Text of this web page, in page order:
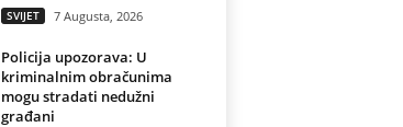
SVIJET 7 Augusta, 2026
Policija upozorava: U
kriminalnim obračunima
mogu stradati nedužni
građani